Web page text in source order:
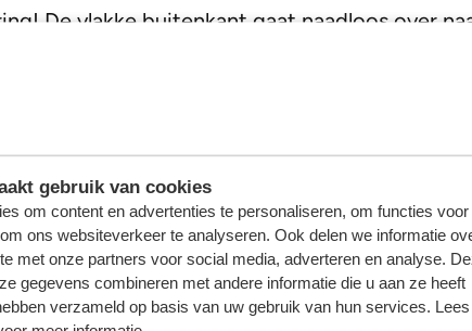
gebruik van cookies
om content en advertenties te personaliseren, om functies
ons websiteverkeer te analyseren. Ook delen we informatie
met onze partners voor social media, adverteren en analyse.
gegevens combineren met andere informatie die u aan ze heeft
verzameld op basis van uw gebruik van hun services.
De vlakke buitenkant gaat naadloos over
heel moderne look!